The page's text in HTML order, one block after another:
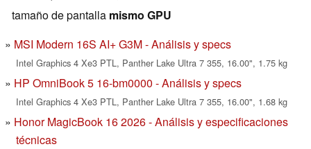
tamaño de pantalla mismo GPU
MSI Modern 16S AI+ G3M - Análisis y specs
Intel Graphics 4 Xe3 PTL, Panther Lake Ultra 7 355, 16.00", 1.75 kg
HP OmniBook 5 16-bm0000 - Análisis y specs
Intel Graphics 4 Xe3 PTL, Panther Lake Ultra 7 355, 16.00", 1.68 kg
Honor MagicBook 16 2026 - Análisis y especificaciones
técnicas